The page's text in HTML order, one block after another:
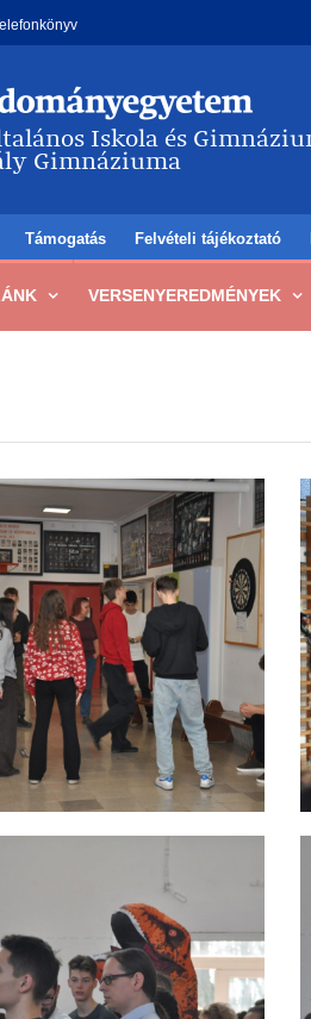
Támogatás Felvételi tájékoztató
VERSENYEREDMÉNYEK